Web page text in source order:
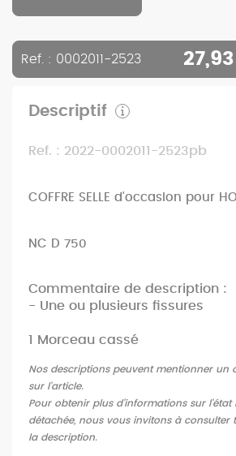
Ref. : 0002011-2523
Descriptif
Ref. : 2022-0002011-2523pb
COFFRE SELLE d'occasion pour
NC D 750
Commentaire de description :
- Une ou plusieurs fissures
1 Morceau cassé
Nos descriptions peuvent mentionner un
sur l'article.
Pour obtenir plus d'informations sur l'état
détachée, nous vous invitons à consulter
la description.